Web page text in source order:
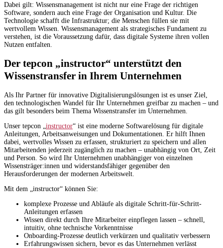
Dabei gilt: Wissensmanagement ist nicht nur eine Frage der richtigen
Software, sondern auch eine Frage der Organisation und Kultur. Die
Technologie schafft die Infrastruktur; die Menschen füllen sie mit
wertvollem Wissen. Wissensmanagement als strategisches Fundament zu
verstehen, ist die Voraussetzung dafür, dass digitale Systeme ihren vollen
Nutzen entfalten.
Der tepcon „instructor“ unterstützt den
Wissenstransfer in Ihrem Unternehmen
Als Ihr Partner für innovative Digitalisierungslösungen ist es unser Ziel,
den technologischen Wandel für Ihr Unternehmen greifbar zu machen – und
das gilt besonders beim Thema Wissenstransfer im Unternehmen.
Unser tepcon „ instructor“ ist eine moderne Softwarelösung für digitale
Anleitungen, Arbeitsanweisungen und Dokumentationen. Er hilft Ihnen
dabei, wertvolles Wissen zu erfassen, strukturiert zu speichern und allen
Mitarbeitenden jederzeit zugänglich zu machen – unabhängig von Ort, Zeit
und Person. So wird Ihr Unternehmen unabhängiger von einzelnen
Wissensträger:innen und widerstandsfähiger gegenüber den
Herausforderungen der modernen Arbeitswelt.
Mit dem „instructor“ können Sie:
komplexe Prozesse und Abläufe als digitale Schritt-für-Schritt-
Anleitungen erfassen
Wissen direkt durch Ihre Mitarbeiter einpflegen lassen – schnell,
intuitiv, ohne technische Vorkenntnisse
Onboarding-Prozesse deutlich verkürzen und qualitativ verbessern
Erfahrungswissen sichern, bevor es das Unternehmen verlässt